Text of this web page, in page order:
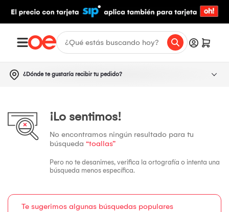
¿Dónde te gustaría recibir tu pedido?
¡Lo sentimos!
No encontramos ningún resultado para tu
búsqueda “toallas”
Pero no te desanimes, verifica la ortografía o intenta una
búsqueda menos específica.
Te sugerimos algunas búsquedas populares